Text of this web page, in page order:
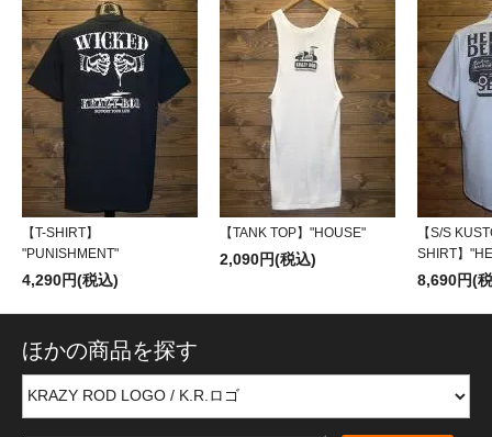
【T-SHIRT】
"PUNISHMENT"
4,290円(税込)
【TANK TOP】"HOUSE"
2,090円(税込)
【S/S
SHIRT】
8,690円(
ほかの商品を探す